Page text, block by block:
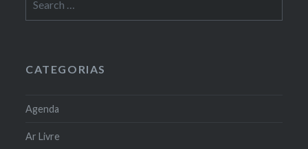
for:
CATEGORIAS
Agenda
Ar Livre